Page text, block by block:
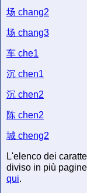
场 chang2
场 chang3
车 che1
沉 chen1
沉 chen2
陈 chen2
城 cheng2
L'elenco dei
diviso in più
qui.